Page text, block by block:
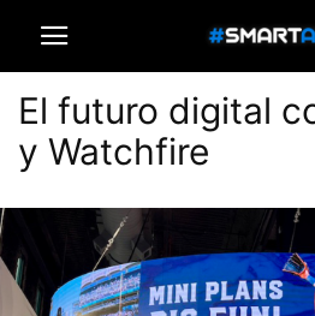
El futuro digital
y Watchfire